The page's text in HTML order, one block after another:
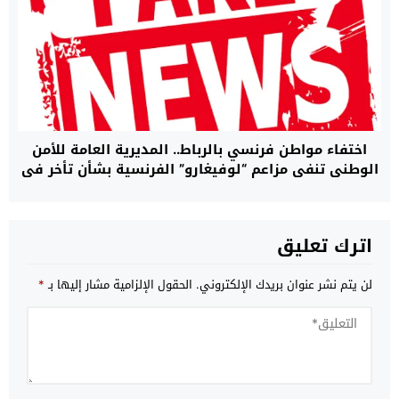
اختفاء مواطن فرنسي بالرباط.. المديرية العامة للأمن
الوطني تنفي مزاعم “لوفيغارو” الفرنسية بشأن تأخر في
اترك تعليق
لن يتم نشر عنوان بريدك الإلكتروني. الحقول الإلزامية مشار إليها بـ*